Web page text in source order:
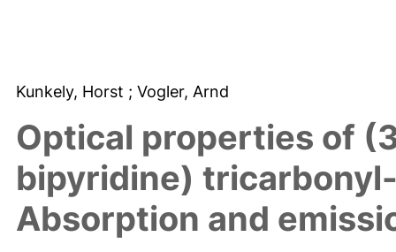
Kunkely, Horst ; Vogler, Arnd
Optical properties of
bipyridine)
Absorption and